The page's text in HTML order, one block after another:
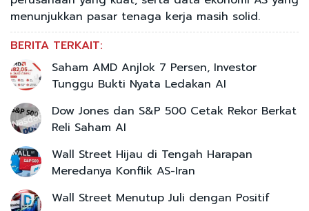
menunjukkan pasar tenaga kerja masih solid.
BERITA TERKAIT:
Saham AMD Anjlok 7 Persen, Investor
Tunggu Bukti Nyata Ledakan AI
Dow Jones dan S&P 500 Cetak Rekor Berkat
Reli Saham AI
Wall Street Hijau di Tengah Harapan
Meredanya Konflik AS-Iran
Wall Street Menutup Juli dengan Positif